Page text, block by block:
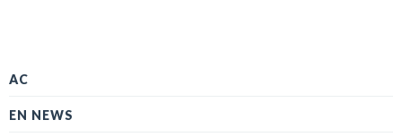
AC
EN NEWS